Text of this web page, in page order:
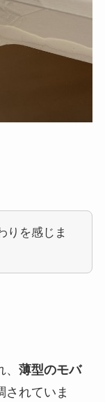
りを感じま
薄型のモバ
されていま